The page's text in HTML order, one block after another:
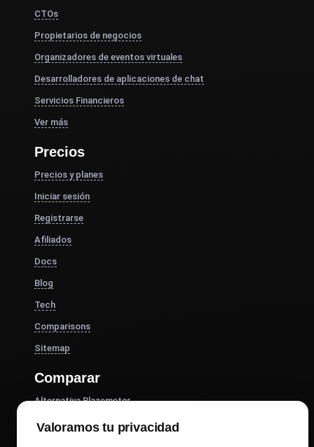
CTOs
Propietarios de negocios
Organizadores de eventos virtuales
Desarrolladores de aplicaciones de chat
Servicios Financieros
Ver más
Precios
Precios y planes
Iniciar sesión
Registrarse
Afiliados
Docs
Blog
Tech
Comparisons
Sitemap
Comparar
Alternativa Blazemeter
Alternativa k6
Valoramos tu privacidad